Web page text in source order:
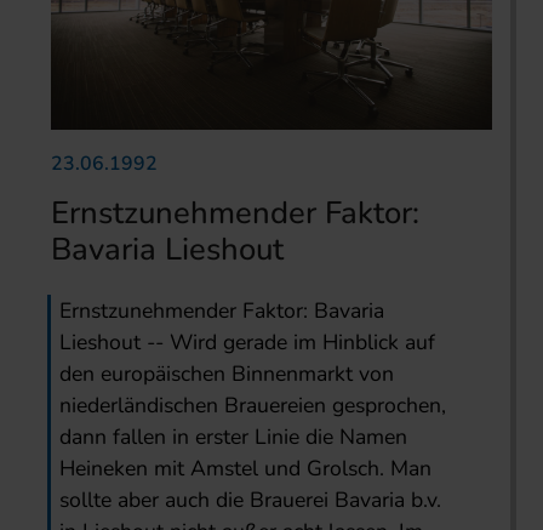
23.06.1992
Ernstzunehmender Faktor:
Bavaria Lieshout
Ernstzunehmender Faktor: Bavaria
Lieshout -- Wird gerade im Hinblick auf
den europäischen Binnenmarkt von
niederländischen Brauereien gesprochen,
dann fallen in erster Linie die Namen
Heineken mit Amstel und Grolsch. Man
sollte aber auch die Brauerei Bavaria b.v.